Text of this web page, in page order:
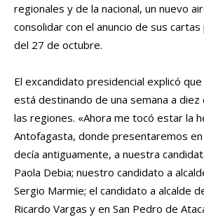
regionales y de la nacional, un nuevo
consolidar con el anuncio de sus
del 27 de octubre.
El excandidato presidencial explicó
está destinando de una semana a
las regiones. «Ahora me tocó estar la
Antofagasta, donde presentaremos
decía antiguamente, a nuestra
Paola Debia; nuestro candidato a
Sergio Marmie; el candidato a alcalde
Ricardo Vargas y en San Pedro de